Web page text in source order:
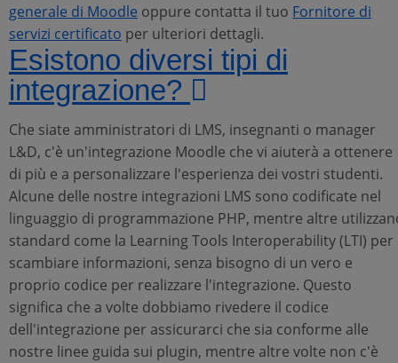
generale di Moodle oppure contatta il tuo Fornitore di
servizi certificato per ulteriori dettagli.
Esistono diversi tipi di
integrazione?
Che siate amministratori di LMS, insegnanti o manager
L&D, c'è un'integrazione Moodle che vi aiuterà a ottenere
di più e a personalizzare l'esperienza dei vostri studenti.
Alcune delle nostre integrazioni LMS sono codificate nel
linguaggio di programmazione PHP, mentre altre
standard come la Learning Tools Interoperability (LTI) per
scambiare informazioni, senza bisogno di un vero e
proprio codice per realizzare l'integrazione. Questo
significa che a volte dobbiamo rivedere il codice
dell'integrazione per assicurarci che sia conforme alle
nostre linee guida sui plugin, mentre altre volte non c'è